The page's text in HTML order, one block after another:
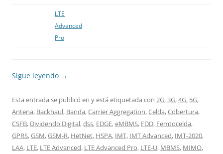
LTE
Advanced
Pro
Sigue leyendo →
Esta entrada se publicó en y está etiquetada con 2G,3G,4G, 5G,
Antena, Backhaul, Banda,Carrier Aggregation,Celda,Cobertura,
CSFB, Dividendo Digital,dss, EDGE,eMBMS, FDD, Femtocelda,
GPRS,GSM,GSM-R, HetNet, HSPA, IMT, IMT Advanced, IMT-2020,
LAA, LTE, LTE Advanced, LTE Advanced Pro, LTE-U, MBMS, MIMO,